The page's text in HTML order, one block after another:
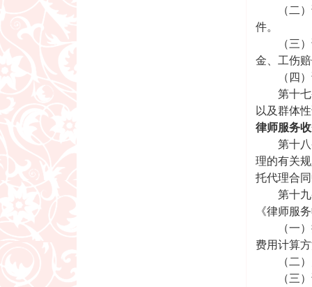
（二）请
件。
（三）请
金、工伤
（四）
第十七条
以及群体
律师服务
第十八条
理的有关
托代理合
第十九条
《律师服
（一）提
费用计算
（二）
（三）诉